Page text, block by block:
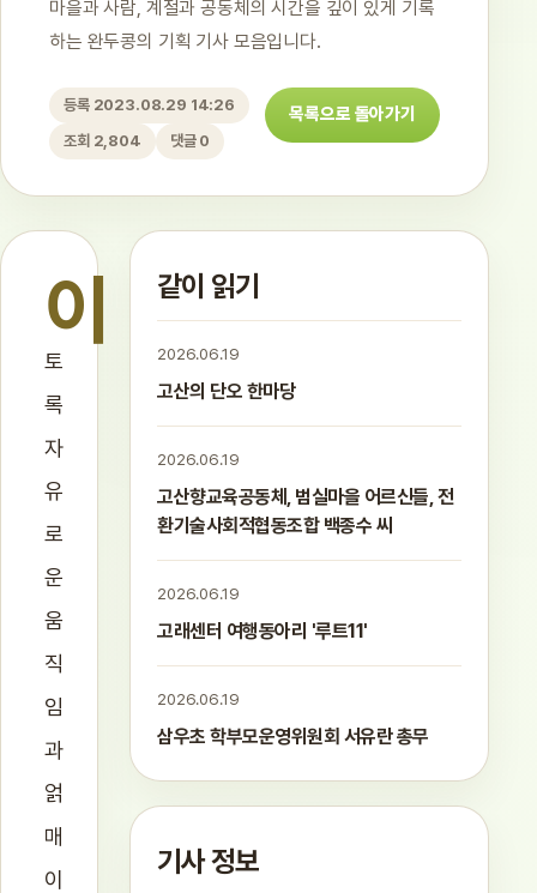
마을과 사람, 계절과 공동체의 시간을 깊이 있게 기록
하는 완두콩의 기획 기사 모음입니다.
등록 2023.08.29 14:26
조회 2,804
댓글 0
목록으로 돌아가기
이
토
록
자
유
로
운
움
직
임
과
얽
매
이
같이 읽기
2026.06.19
고산의 단오 한마당
2026.06.19
고산향교육공동체, 범실마을 어르신들, 전
환기술사회적협동조합 백종수 씨
2026.06.19
고래센터 여행동아리 '루트11'
2026.06.19
삼우초 학부모운영위원회 서유란 총무
기사 정보